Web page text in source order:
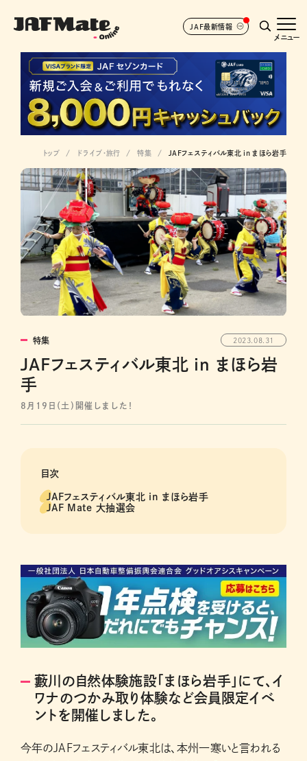
JAF最新情報
メニュー
トップ ドライブ･旅行 特集 JAFフェスティバル東北 in まほら岩手
特集 2023.08.31
JAFフェスティバル東北 in まほら岩
手
8月19日（土）開催しました！
目次
JAFフェスティバル東北 in まほら岩手
JAF Mate 大抽選会
藪川の自然体験施設「まほら岩手」にて、イ
ワナのつかみ取り体験など会員限定イベ
ントを開催しました。
今年のJAFフェスティバル東北は、本州一寒いと言われる